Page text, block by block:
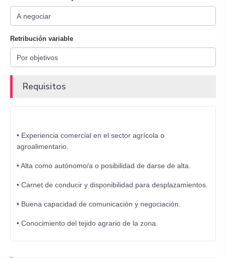
Retribución variable
Requisitos
• Experiencia comercial en el sector agrícola o
agroalimentario.
• Alta como autónomo/a o posibilidad de darse de alta.
• Carnet de conducir y disponibilidad para desplazamientos.
• Buena capacidad de comunicación y negociación.
• Conocimiento del tejido agrario de la zona.